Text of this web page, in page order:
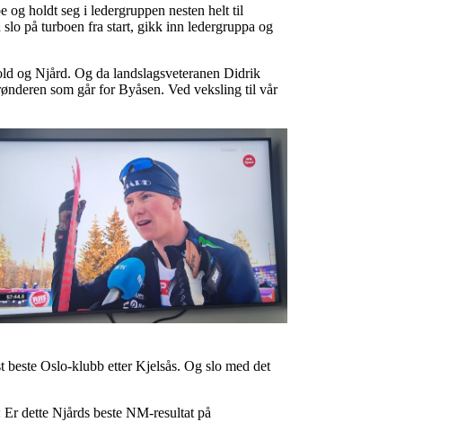
og holdt seg i ledergruppen nesten helt til
på turboen fra start, gikk inn ledergruppa og
og Njård. Og da landslagsveteranen Didrik
som går for Byåsen. Ved veksling til vår
Oslo-klubb etter Kjelsås. Og slo med det
dette Njårds beste NM-resultat på